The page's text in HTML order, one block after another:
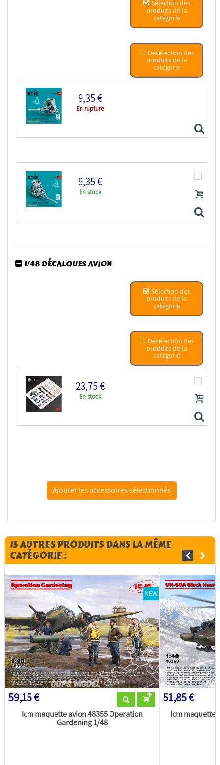
Sélection des
produits de la
catégorie
Désélection des
produits de la
catégorie
9,35 €
En rupture
ResKit RSU48-0324 Mitraileuse à chaîne M230 en...
9,35 €
En stock
ResKit RSU48-0323 Mitraileuse à chaîne M230 en...
1/48 DÉCALQUES AVION
Sélection des
produits de la
catégorie
Désélection des
produits de la
catégorie
23,75 €
En stock
Kelik Decals 3D K48022 Décalques 3D intérieurs...
15 AUTRES PRODUITS DANS LA MÊME
CATÉGORIE :
NEW
59,15 €
Icm maquette avion 48355 Operation
Gardening 1/48
51,85 €
Icm maquette